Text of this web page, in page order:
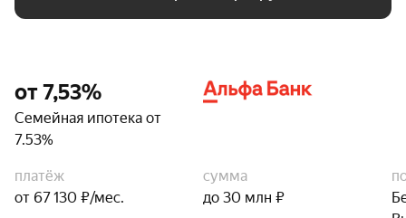
от 7,53%
Семейная ипотека от
7.53%
платёж
от 67 130 ₽/мес.
сумма
до 30 млн ₽